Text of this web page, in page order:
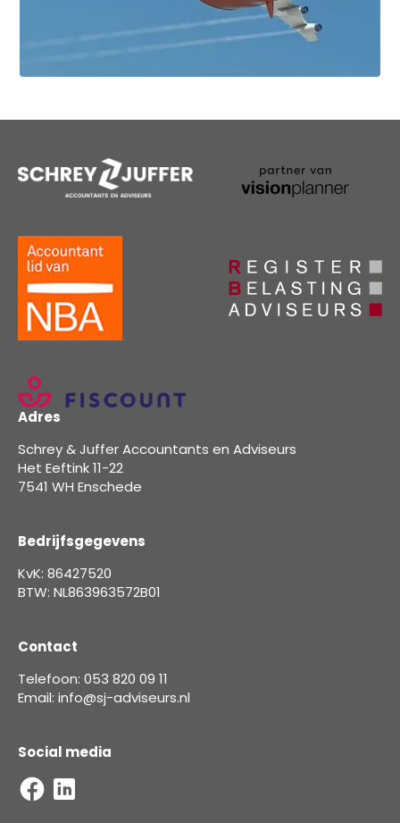
Adres
Schrey & Juffer Accountants en Adviseurs
Het Eeftink 11-22
7541 WH Enschede
Bedrijfsgegevens
KvK: 86427520
BTW: NL863963572B01
Contact
Telefoon: 053 820 09 11
Email: info@sj-adviseurs.nl
Social media